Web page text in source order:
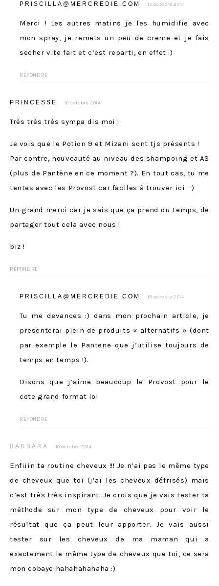
PRISCILLA@MERCREDIE.COM 13 octobre 2014
Merci ! Les autres matins je les humidifie avec
mon spray, je remets un peu de creme et je fais
secher vite fait et c’est reparti, en effet :)
RÉPONDRE
PRINCESSE 10 octobre 2014
Très très très sympa dis moi !
Je vois que le Potion 9 et Mizani sont tjs présents !
Par contre, nouveauté au niveau des shampoing et AS
(plus de Pantène en ce moment ?). En tout cas, tu me
tentes avec les Provost car faciles à trouver ici :-)
Un grand merci car je sais que ça prend du temps, de
partager tout cela avec nous !
biz !
RÉPONDRE
PRISCILLA@MERCREDIE.COM 13 octobre 2014
Tu me devances :) dans mon prochain article, je
presenterai plein de produits « alternatifs » (dont
par exemple le Pantene que j’utilise toujours de
temps en temps !).
Disons que j’aime beaucoup le Provost pour le
cote grand format lol
RÉPONDRE
BARBARA 10 octobre 2014
Enfiiin ta routine cheveux !!! Je n’ai pas le même type
de cheveux que toi (j’ai les cheveux défrisés) mais
c’est très très inspirant. Je crois que je vais tester ta
méthode sur mon type de cheveux pour voir le
résultat que ça peut leur apporter. Je vais aussi
tester sur les cheveux de ma maman qui a
exactement le même type de cheveux que toi, ce sera
mon cobaye hahahahahaha :)